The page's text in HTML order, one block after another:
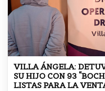
VILLA ÁNGELA:
SU HIJO CON 93
LISTAS PARA LA